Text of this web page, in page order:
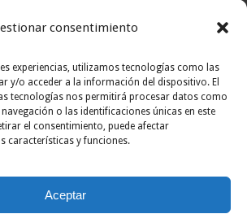
consentimiento
experiencias, utilizamos tecnologías como las
y/o acceder a la información del dispositivo. El
tecnologías nos permitirá procesar datos como
o las identificaciones únicas en este
el consentimiento, puede afectar
características y funciones.
Aceptar
– NOTICIAS PONCE OFICIAL
– NOTICIAS PONCE OFICIAL